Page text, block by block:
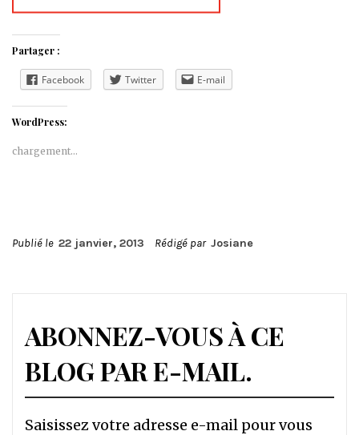
Partager :
Facebook Twitter E-mail
WordPress:
chargement…
Publié le 22 janvier, 2013 Rédigé par Josiane
ABONNEZ-VOUS À CE
BLOG PAR E-MAIL.
Saisissez votre adresse e-mail pour vous